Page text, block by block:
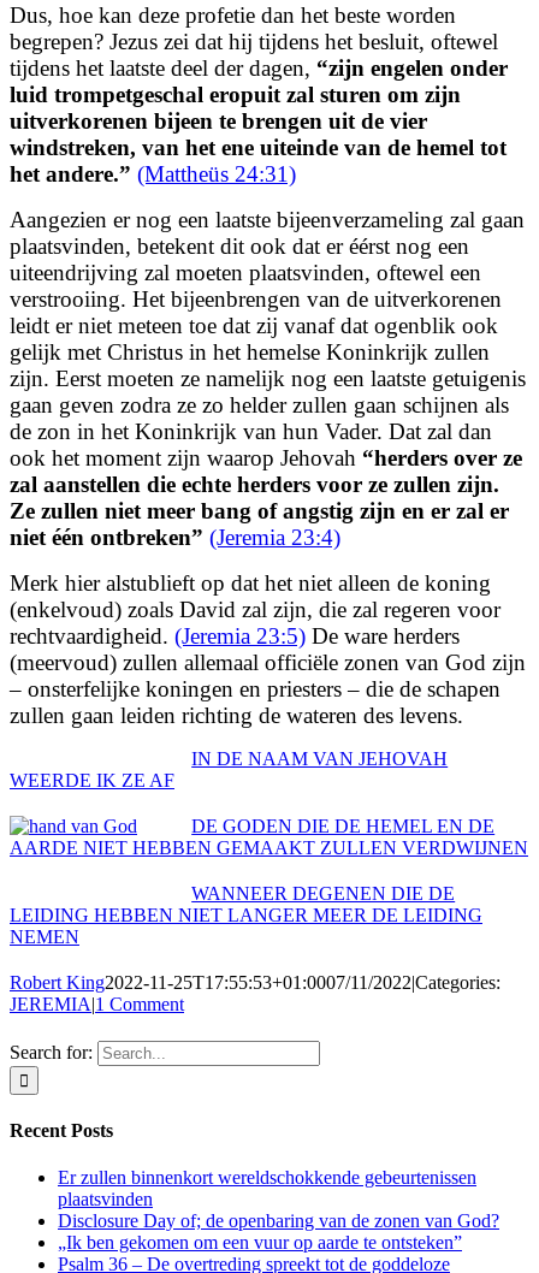
Dus, hoe kan deze profetie dan het beste worden
begrepen? Jezus zei dat hij tijdens het besluit, oftewel
tijdens het laatste deel der dagen, “zijn engelen onder
luid trompetgeschal eropuit zal sturen om zijn
uitverkorenen bijeen te brengen uit de vier
windstreken, van het ene uiteinde van de hemel tot
het andere.” (Mattheüs 24:31)
Aangezien er nog een laatste bijeenverzameling zal gaan
plaatsvinden, betekent dit ook dat er éérst nog een
uiteendrijving zal moeten plaatsvinden, oftewel een
verstrooiing. Het bijeenbrengen van de uitverkorenen
leidt er niet meteen toe dat zij vanaf dat ogenblik ook
gelijk met Christus in het hemelse Koninkrijk zullen
zijn. Eerst moeten ze namelijk nog een laatste getuigenis
gaan geven zodra ze zo helder zullen gaan schijnen als
de zon in het Koninkrijk van hun Vader. Dat zal dan
ook het moment zijn waarop Jehovah “herders over ze
zal aanstellen die echte herders voor ze zullen zijn.
Ze zullen niet meer bang of angstig zijn en er zal er
niet één ontbreken” (Jeremia 23:4)
Merk hier alstublieft op dat het niet alleen de koning
(enkelvoud) zoals David zal zijn, die zal regeren voor
rechtvaardigheid. (Jeremia 23:5) De ware herders
(meervoud) zullen allemaal officiële zonen van God zijn
– onsterfelijke koningen en priesters – die de schapen
zullen gaan leiden richting de wateren des levens.
IN DE NAAM VAN JEHOVAH
WEERDE IK ZE AF
DE GODEN DIE DE HEMEL EN DE
AARDE NIET HEBBEN GEMAAKT ZULLEN VERDWIJNEN
WANNEER DEGENEN DIE DE
LEIDING HEBBEN NIET LANGER MEER DE LEIDING
NEMEN
Robert King2022-11-25T17:55:53+01:0007/11/2022|Categories:
JEREMIA|1 Comment
Search for:
Recent Posts
Er zullen binnenkort wereldschokkende gebeurtenissen
plaatsvinden
Disclosure Day of; de openbaring van de zonen van God?
„Ik ben gekomen om een vuur op aarde te ontsteken”
Psalm 36 – De overtreding spreekt tot de goddeloze